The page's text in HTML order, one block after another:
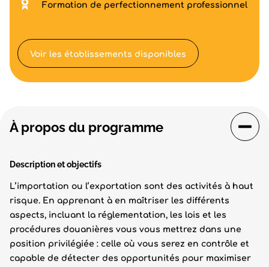
À propos du programme
Description et objectifs
L’importation ou l’exportation sont des activités à haut
risque. En apprenant à en maîtriser les différents
aspects, incluant la réglementation, les lois et les
procédures douanières vous vous mettrez dans une
position privilégiée : celle où vous serez en contrôle et
capable de détecter des opportunités pour maximiser
Formation de perfectionnement professionnel
Voir les établissements disponibles